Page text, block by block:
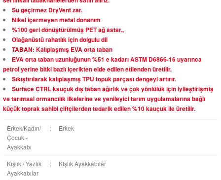
Su geçirmez DryVent zar.
Nikel içermeyen metal donanım
%100 geri dönüştürülmüş PET ağ astar.,
Olağanüstü rahatlık için dolgulu dil
TABAN: Kalıplaşmış EVA orta taban
EVA orta taban uzunluğunun %51 e kadarı ASTM D6866-16 uyarınca
petrol yerine bitki bazlı içerikten elde edilen etilenden üretilir.
Sıkıştırılarak kalıplaşmış TPU topuk parçası dengeyi artırır.
Surface CTRL kauçuk dış taban ağırlık ve çok yönlülük için iyileştirişmiş
ve tarımsal ormancılık ilkelerine ve yenileyici tarım uygulamalarına bağlı
küçük toprak sahibi çiftçilerden tedarik edilen %10 kauçuk ile üretilir.
Erkek/Kadın/
Çocuk -
Ayakkabı
: Erkek
Kışlık / Yazlık
Ayakkabılar
: KIşlık Ayakkabılar